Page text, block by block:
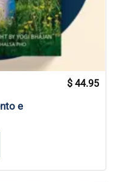
e
$ 44.95